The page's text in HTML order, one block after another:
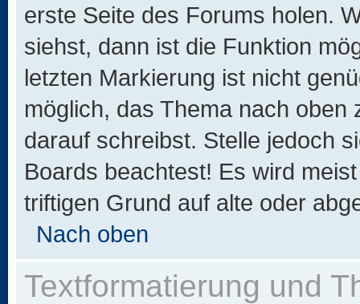
erste Seite des Forums holen.
siehst, dann ist die Funktion
letzten Markierung ist nicht
möglich, das Thema nach oben
darauf schreibst. Stelle jedoch
Boards beachtest! Es wird
triftigen Grund auf alte oder
Nach oben
Textformatierung und